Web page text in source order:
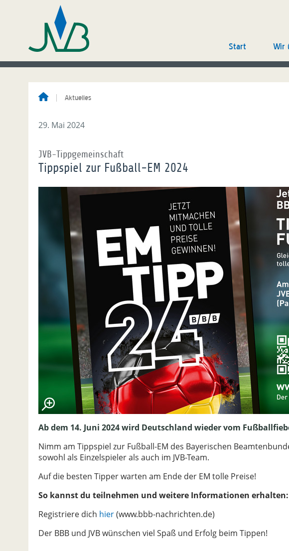
Start Wir
Aktuelles
29. Mai 2024
JVB-Tippgemeinschaft
Tippspiel zur Fußball-EM 2024
Ab dem 14. Juni 2024 wird Deutschland wieder vom
Nimm am Tippspiel zur Fußball-EM des Bayerischen
sowohl als Einzelspieler als auch im JVB-Team.
Auf die besten Tipper warten am Ende der EM tolle Preise!
So kannst du teilnehmen und weitere Informationen erhalten:
Registriere dich hier(www.bbb-nachrichten.de)
Der BBB und JVB wünschen viel Spaß und Erfolg beim Tippen!